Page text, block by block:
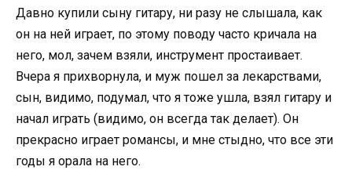
Давно купили сыну гитару, ни разу не слышала, как
он на ней играет, по этому поводу часто кричала на
него, мол, зачем взяли, инструмент простаивает.
Вчера я прихворнула, и муж пошел за лекарствами,
сын, видимо, подумал, что я тоже ушла, взял гитару и
начал играть (видимо, он всегда так делает). Он
прекрасно играет романсы, и мне стыдно, что все эти
годы я орала на него.